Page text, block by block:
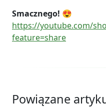
Smacznego! 😍
https://youtube.com/
feature=share
Powiązane